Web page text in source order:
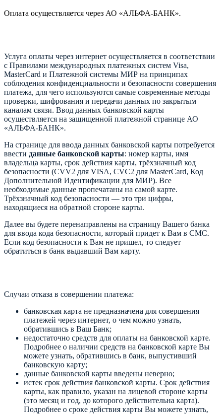
Оплата осуществляется через АО «АЛЬФА-БАНК».
Услуга оплаты через интернет осуществляется в соответствии
с Правилами международных платежных систем Visa,
MasterCard и Платежной системы МИР на принципах
соблюдения конфиденциальности и безопасности совершения
платежа, для чего используются самые современные методы
проверки, шифрования и передачи данных по закрытым
каналам связи. Ввод данных банковской карты
осуществляется на защищенной платежной странице АО
«АЛЬФА-БАНК».
На странице для ввода данных банковской карты потребуется
ввести данные банковской карты: номер карты, имя
владельца карты, срок действия карты, трёхзначный код
безопасности (CVV2 для VISA, CVC2 для MasterCard, Код
Дополнительной Идентификации для МИР). Все
необходимые данные пропечатаны на самой карте.
Трёхзначный код безопасности — это три цифры,
находящиеся на обратной стороне карты.
Далее вы будете перенаправлены на страницу Вашего банка
для ввода кода безопасности, который придет к Вам в СМС.
Если код безопасности к Вам не пришел, то следует
обратиться в банк выдавший Вам карту.
Случаи отказа в совершении платежа:
банковская карта не предназначена для совершения
платежей через интернет, о чем можно узнать,
обратившись в Ваш Банк;
недостаточно средств для оплаты на банковской карте.
Подробнее о наличии средств на банковской карте Вы
можете узнать, обратившись в банк, выпустивший
банковскую карту;
данные банковской карты введены неверно;
истек срок действия банковской карты. Срок действия
карты, как правило, указан на лицевой стороне карты
(это месяц и год, до которого действительна карта).
Подробнее о сроке действия карты Вы можете узнать,